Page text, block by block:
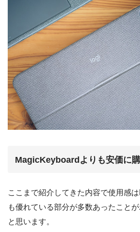
MagicKeyboardよりも安価に
ここまで紹介してきた内容で使用感
も優れている部分が多数あったこと
と思います。